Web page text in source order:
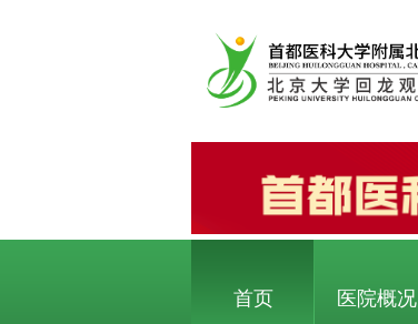
首页 医院概况